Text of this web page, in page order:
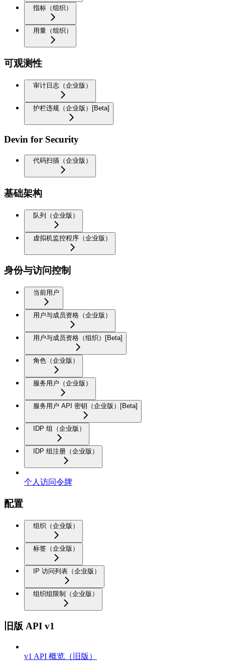
指标（组织）
用量（组织）
可观测性
审计日志（企业版）
护栏违规（企业版）[Beta]
Devin for Security
代码扫描（企业版）
基础架构
队列（企业版）
虚拟机监控程序（企业版）
身份与访问控制
当前用户
用户与成员资格（企业版）
用户与成员资格（组织）[Beta]
角色（企业版）
服务用户（企业版）
服务用户 API 密钥（企业版）[Beta]
IDP 组（企业版）
IDP 组注册（企业版）
个人访问令牌
配置
组织（企业版）
标签（企业版）
IP 访问列表（企业版）
组织组限制（企业版）
旧版 API v1
v1 API 概览（旧版）